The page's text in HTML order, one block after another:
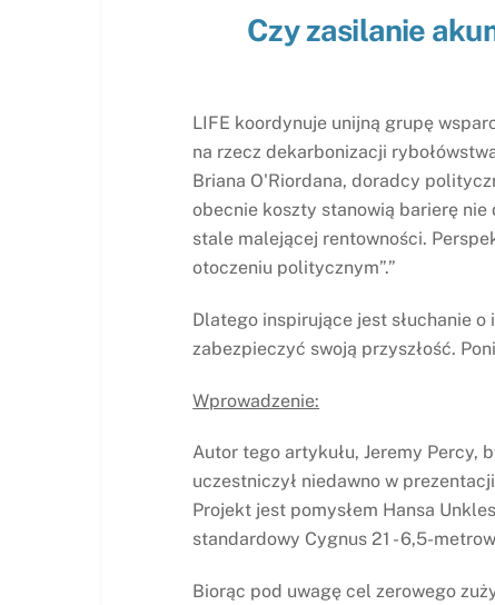
Czy zasilanie
LIFE koordynuje unijną grupę
na rzecz dekarbonizacji
Briana O'Riordana, doradcy
obecnie koszty stanowią barierę
stale malejącej rentowności.
otoczeniu politycznym”.”
Dlatego inspirujące jest słuchanie
zabezpieczyć swoją przyszłość.
Wprowadzenie:
Autor tego artykułu, Jeremy Percy,
uczestniczył niedawno w
Projekt jest pomysłem Hansa
standardowy Cygnus 21 - 6,5-
Biorąc pod uwagę cel zerowego